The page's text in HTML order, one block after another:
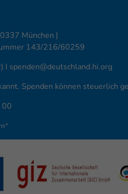
München |
143/216/60259
I spenden@deutschland.hi.org
Spenden können steuerlich
00